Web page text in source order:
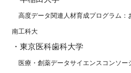
高度データ関連人材育成プログラム：
南工科大
・ 東京医科歯科大学
医療・創薬データサイエンスコンソ